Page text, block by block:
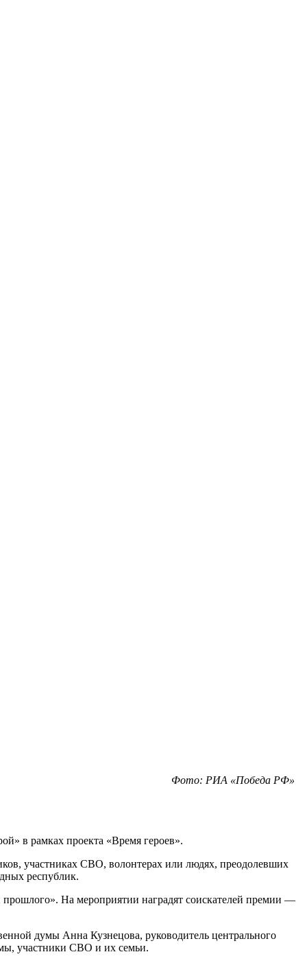
Фото: РИА «Победа РФ»
в рамках проекта «Время героев».
участниках СВО, волонтерах или людях, преодолевших
республик.
На мероприятии наградят соискателей премии —
думы Анна Кузнецова, руководитель центрального
участники СВО и их семьи.